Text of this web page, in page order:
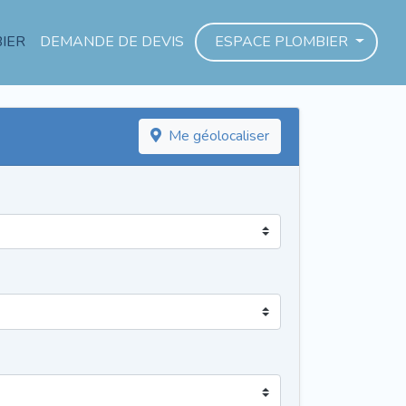
DEMANDE DE DEVIS ESPACE PLOMBIER
Me géolocaliser